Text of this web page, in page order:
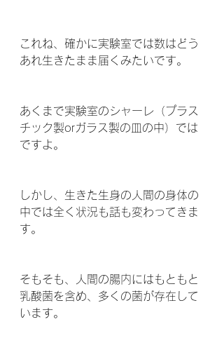
これね、確かに実験室では数はどう
あれ生きたまま届くみたいです。
あくまで実験室のシャーレ（プラス
チック製orガラス製の皿の中）では
ですよ。
しかし、生きた生身の人間の身体の
中では全く状況も話も変わってきま
す。
そもそも、人間の腸内にはもともと
乳酸菌を含め、多くの菌が存在して
います。